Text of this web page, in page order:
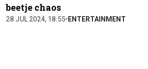
beetje chaos
28 JUL 2024, 18:55• ENTERTAINMENT